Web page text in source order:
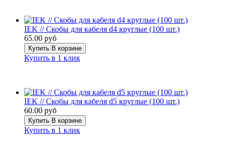
IEK // Скобы для кабеля d4 круглые (100 шт.)
65.00 руб
Купить В корзине
Купить в 1 клик
IEK // Скобы для кабеля d5 круглые (100 шт.)
60.00 руб
Купить В корзине
Купить в 1 клик